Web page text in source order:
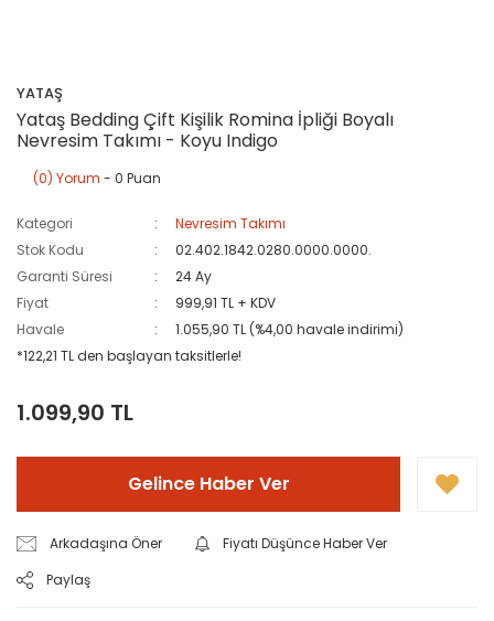
YATAŞ
Yataş Bedding Çift Kişilik Romina İpliği Boyalı
Nevresim Takımı - Koyu Indigo
(0) Yorum - 0 Puan
Kategori
Nevresim Takımı
Stok Kodu
02.402.1842.0280.0000.0000.
Garanti Süresi
24 Ay
Fiyat
999,91 TL + KDV
Havale
1.055,90 TL (%4,00 havale indirimi)
*122,21 TL den başlayan taksitlerle!
1.099,90 TL
Gelince Haber Ver
Arkadaşına Öner
Fiyatı Düşünce Haber Ver
Paylaş